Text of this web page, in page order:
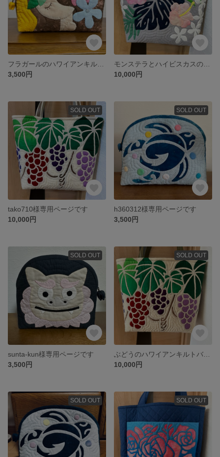
3,500円
10,000円
SOLD OUT
tako710様専用ページです
10,000円
SOLD OUT
h360312様専用ページです
3,500円
SOLD OUT
sunta-kun様専用ページです
3,500円
SOLD OUT
10,000円
SOLD OUT SOLD OUT